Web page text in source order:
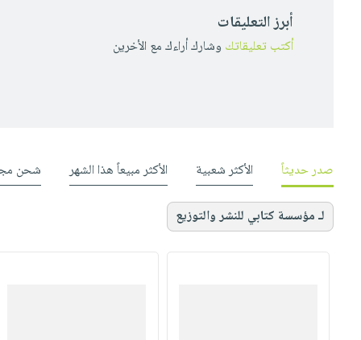
أبرز التعليقات
أكتب تعليقاتك وشارك أراءك مع الأخرين
صدر حديثاً الأكثر شعبية الأكثر مبيعاً هذا الشهر شحن
لـ مؤسسة كتابي للنشر والتوزيع